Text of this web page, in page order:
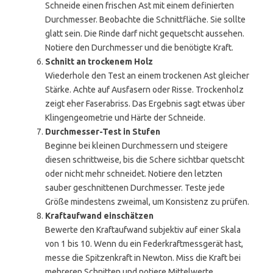
Schneide einen frischen Ast mit einem definierten
Durchmesser. Beobachte die Schnittfläche. Sie sollte
glatt sein. Die Rinde darf nicht gequetscht aussehen.
Notiere den Durchmesser und die benötigte Kraft.
Schnitt an trockenem Holz
Wiederhole den Test an einem trockenen Ast gleicher
Stärke. Achte auf Ausfasern oder Risse. Trockenholz
zeigt eher Faserabriss. Das Ergebnis sagt etwas über
Klingengeometrie und Härte der Schneide.
Durchmesser-Test in Stufen
Beginne bei kleinen Durchmessern und steigere
diesen schrittweise, bis die Schere sichtbar quetscht
oder nicht mehr schneidet. Notiere den letzten
sauber geschnittenen Durchmesser. Teste jede
Größe mindestens zweimal, um Konsistenz zu prüfen.
Kraftaufwand einschätzen
Bewerte den Kraftaufwand subjektiv auf einer Skala
von 1 bis 10. Wenn du ein Federkraftmessgerät hast,
messe die Spitzenkraft in Newton. Miss die Kraft bei